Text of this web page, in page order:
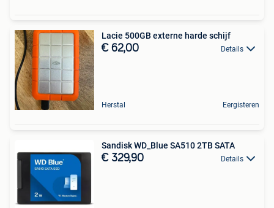
Lacie 500GB externe harde schijf
€ 62,00 Details
Herstal Eergisteren
Sandisk WD_Blue SA510 2TB SATA
€ 329,90 Details